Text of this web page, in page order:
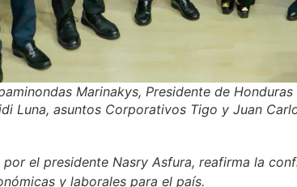
Marinakys, Presidente de
Luna, asuntos Corporativos Tigo y Juan
el presidente Nasry Asfura, reafirma la
y laborales para el país.